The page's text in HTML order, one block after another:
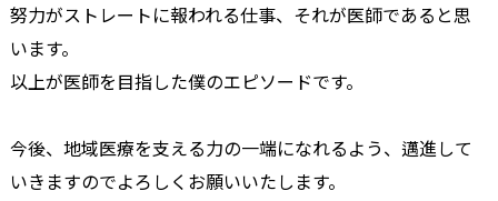
努力がストレートに報われる仕事、それが医師であると思
います。
以上が医師を目指した僕のエピソードです。
今後、地域医療を支える力の一端になれるよう、邁進して
いきますのでよろしくお願いいたします。